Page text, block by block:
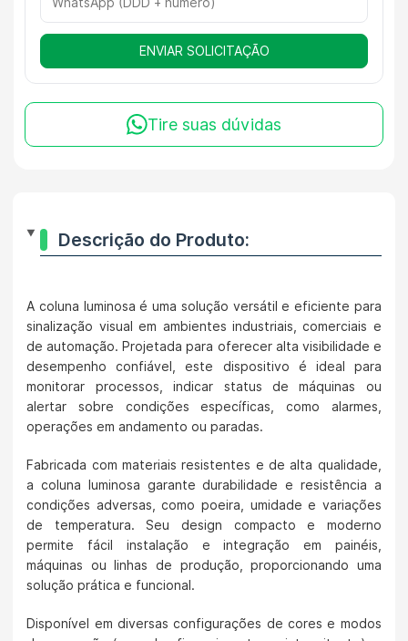
ENVIAR SOLICITAÇÃO
Tire suas dúvidas
Descrição do Produto:
A coluna luminosa é uma solução versátil e eficiente para
sinalização visual em ambientes industriais, comerciais e
de automação. Projetada para oferecer alta visibilidade e
desempenho confiável, este dispositivo é ideal para
monitorar processos, indicar status de máquinas ou
alertar sobre condições específicas, como alarmes,
operações em andamento ou paradas.
Fabricada com materiais resistentes e de alta qualidade,
a coluna luminosa garante durabilidade e resistência a
condições adversas, como poeira, umidade e variações
de temperatura. Seu design compacto e moderno
permite fácil instalação e integração em painéis,
máquinas ou linhas de produção, proporcionando uma
solução prática e funcional.
Disponível em diversas configurações de cores e modos